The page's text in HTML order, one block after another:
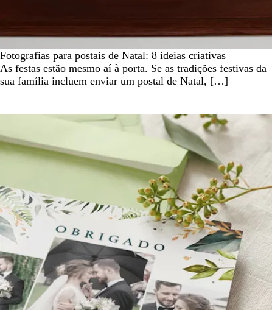
Fotografias para postais de Natal: 8 ideias criativas
As festas estão mesmo aí à porta. Se as tradições festivas da
sua família incluem enviar um postal de Natal, […]